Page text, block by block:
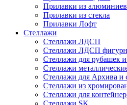
Прилавки из
Прилавки из стекла
Прилавки Лофт
Стеллажи
Стеллажи ЛДСП
Стеллажи ЛДСП
Стеллажи для рубашек и
Стеллажи
Стеллажи для Архива и
Стеллажи из
Стеллажи для
Стеллажи SK